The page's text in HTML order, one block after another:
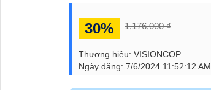
30% 1,176,000 ₫
Thương hiệu: VISIONCOP
Ngày đăng: 7/6/2024 11:52:12 AM